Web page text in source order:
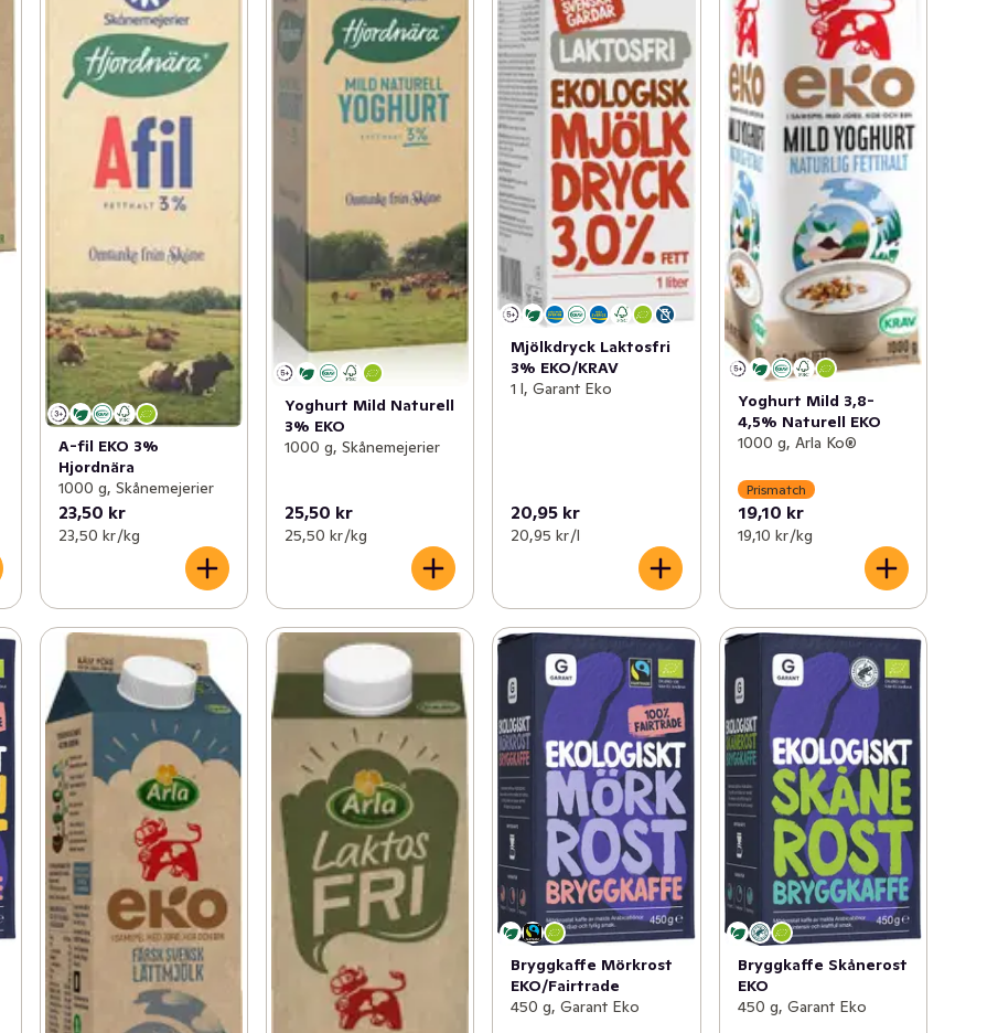
A-fil EKO 3%
Hjordnära
1000 g, Skånemejerier
23,50 kr
23,50 kr /kg
Yoghurt Mild Naturell
3% EKO
1000 g, Skånemejerier
25,50 kr
25,50 kr /kg
Mjölkdryck Laktosfri
3% EKO/KRAV
1 l, Garant Eko
20,95 kr
20,95 kr /l
Yoghurt Mild 3,8-
4,5% Naturell EKO
1000 g, Arla Ko®
Prismatch
19,10 kr
19,10 kr /kg
Bryggkaffe Mörkrost
EKO/Fairtrade
450 g, Garant Eko
Bryggkaffe Skånerost
EKO
450 g, Garant Eko